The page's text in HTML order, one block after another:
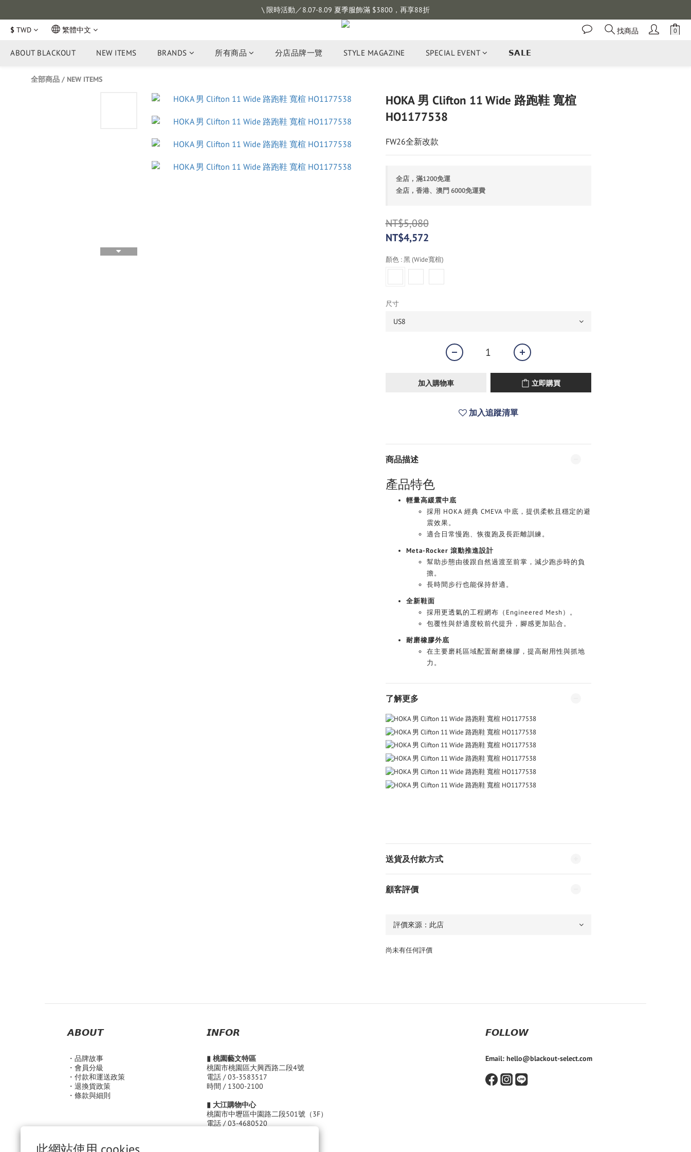
註冊會員拿購物金 $100，滿$1200免運
\ 限時活動／8.07-8.09 夏季服飾滿 $3800，再享88折
註冊會員拿購物金 $100，滿$1200免運
$ TWD 繁體中文 找商品
ABOUT BLACKOUT NEW ITEMS BRANDS 所有商品 分店品牌一覽 STYLE MAGAZINE SPECIAL EVENT 𝗦𝗔𝗟𝗘
全部商品 / NEW ITEMS
HOKA 男 Clifton 11 Wide 路跑鞋 寬楦
HO1177538
FW26全新改款
全店，滿1200免運
全店，香港、澳門 6000免運費
NT$5,080
NT$4,572
顏色 : 黑 (Wide寬楦)
尺寸
加入購物車 立即購買
加入追蹤清單
商品描述
產品特色
輕量高緩震中底
採用 HOKA 經典 CMEVA 中底，提供柔軟且穩定的避
震效果。
適合日常慢跑、恢復跑及長距離訓練。
Meta-Rocker 滾動推進設計
幫助步態由後跟自然過渡至前掌，減少跑步時的負
擔。
長時間步行也能保持舒適。
全新鞋面
採用更透氣的工程網布（Engineered Mesh）。
包覆性與舒適度較前代提升，腳感更加貼合。
耐磨橡膠外底
在主要磨耗區域配置耐磨橡膠，提高耐用性與抓地
力。
了解更多
送貨及付款方式
顧客評價
尚未有任何評價
𝘼𝘽𝙊𝙐𝙏
・品牌故事
・會員分級
・付款和運送政策
・退換貨政策
・條款與細則
𝙄𝙉𝙁𝙊𝙍
▮ 桃園藝文特區
桃園市桃園區大興西路二段4號
電話 / 03-3583517
時間 / 1300-2100
▮ 大江購物中心
桃園市中壢區中園路二段501號（3F）
電話 / 03-4680520
𝙁𝙊𝙇𝙇𝙊𝙒
Email: hello@blackout-select.com